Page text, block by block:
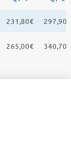
231,80€ 297,90€
265,00€ 340,70€